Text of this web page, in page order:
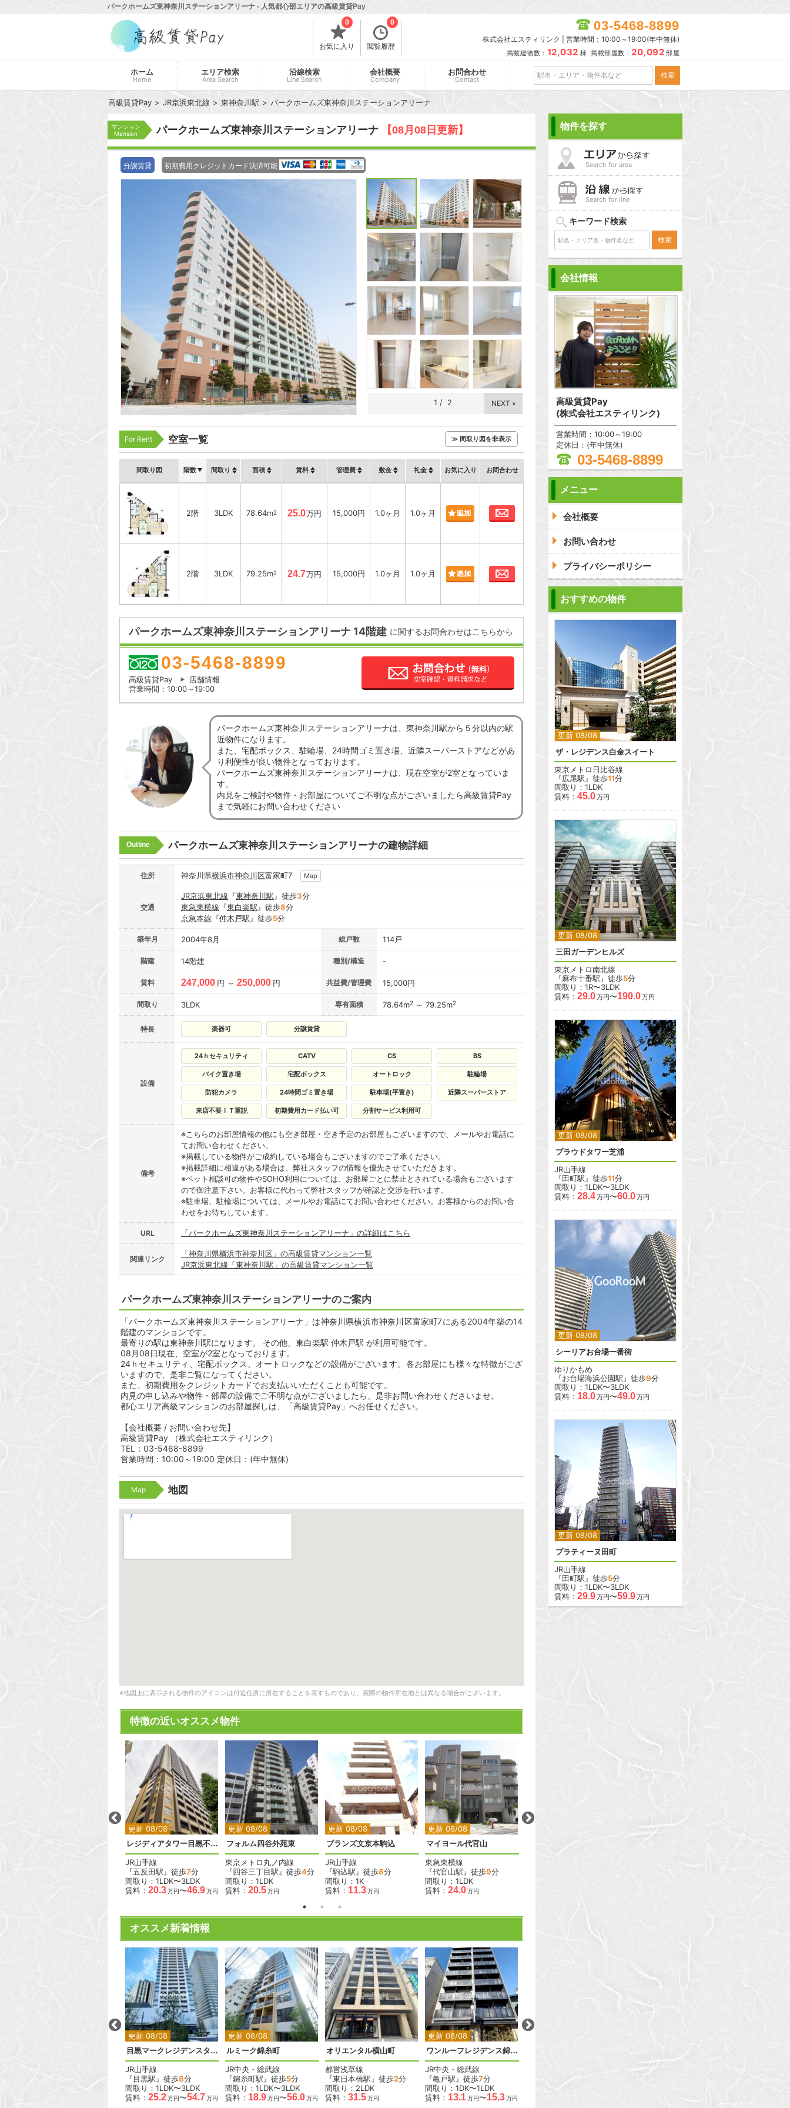
パークホームズ東神奈川ステーションアリーナ - 人気都心部エリアの高級賃貸Pay
お気に入り
0
閲覧履歴
0 03-5468-8899
株式会社エスティリンク | 営業時間：10:00～19:00(年中無休)
掲載建物数： 12,032 棟 掲載部屋数： 20,092 部屋
ホーム
Home
エリア検索
Area Search
沿線検索
Line Search
会社概要
Company
お問合わせ
Contact
高級賃貸Pay JR京浜東北線 東神奈川駅 パークホームズ東神奈川ステーションアリーナ
マンション
Mansion
パークホームズ東神奈川ステーションアリーナ 【08月08日更新】
分譲賃貸 初期費用クレジットカード決済可能
1 / 2 NEXT »
For Rent 空室一覧 ≫ 間取り図を非表示
間取り図 階数 間取り 面積 賃料 管理費 敷金 礼金 お気に入り お問合わせ
2階 3LDK 78.64m2 25.0万円 15,000円 1.0ヶ月 1.0ヶ月 お問合わせ
2階 3LDK 79.25m2 24.7万円 15,000円 1.0ヶ月 1.0ヶ月 お問合わせ
パークホームズ東神奈川ステーションアリーナ 14階建 に関するお問合わせはこちらから
03-5468-8899
高級賃貸Pay
店舗情報
営業時間：10:00～19:00
パークホームズ東神奈川ステーションアリーナは、東神奈川駅から５分以内の駅
近物件になります。
また、宅配ボックス、駐輪場、24時間ゴミ置き場、近隣スーパーストアなどがあ
り利便性が良い物件となっております。
パークホームズ東神奈川ステーションアリーナは、現在空室が2室となっていま
す。
内見をご検討や物件・お部屋についてご不明な点がございましたら高級賃貸Pay
まで気軽にお問い合わせください
Outline パークホームズ東神奈川ステーションアリーナの建物詳細
住所 神奈川県横浜市神奈川区富家町7 Map
交通
JR京浜東北線 『東神奈川駅 』徒歩3分
東急東横線 『東白楽駅 』徒歩8分
京急本線 『仲木戸駅 』徒歩5分
築年月 2004年8月 総戸数 114戸
階建 14階建 種別/構造 -
賃料 247,000 円 ～ 250,000 円 共益費/管理費 15,000円
間取り 3LDK 専有面積 78.64m2 ～ 79.25m2
特長 楽器可 分譲賃貸
設備
24ｈセキュリティ CATV CS BS
バイク置き場 宅配ボックス オートロック 駐輪場
防犯カメラ 24時間ゴミ置き場 駐車場(平置き) 近隣スーパーストア
来店不要ＩＴ重説 初期費用カード払い可 分割サービス利用可
備考
※こちらのお部屋情報の他にも空き部屋・空き予定のお部屋もございますので、メールやお電話に
てお問い合わせください。
※掲載している物件がご成約している場合もございますのでご了承ください。
※掲載詳細に相違がある場合は、弊社スタッフの情報を優先させていただきます。
※ペット相談可の物件やSOHO利用については、お部屋ごとに禁止とされている場合もございます
ので御注意下さい。お客様に代わって弊社スタッフが確認と交渉を行います。
※駐車場、駐輪場については、メールやお電話にてお問い合わせください。お客様からのお問い合
わせをお待ちしています。
URL 「パークホームズ東神奈川ステーションアリーナ」の詳細はこちら
関連リンク
「神奈川県横浜市神奈川区」の高級賃貸マンション一覧
JR京浜東北線「東神奈川駅」の高級賃貸マンション一覧
パークホームズ東神奈川ステーションアリーナのご案内
「パークホームズ東神奈川ステーションアリーナ」は神奈川県横浜市神奈川区富家町7にある2004年築の14
階建のマンションです。
最寄りの駅は東神奈川駅になります。 その他、東白楽駅 仲木戸駅 が利用可能です。
08月08日現在、空室が2室となっております。
24ｈセキュリティ、宅配ボックス、オートロックなどの設備がございます。各お部屋にも様々な特徴がござ
いますので、是非ご覧になってください。
また、初期費用をクレジットカードでお支払いいただくことも可能です。
内見の申し込みや物件・部屋の設備でご不明な点がございましたら、是非お問い合わせくださいませ。
都心エリア高級マンションのお部屋探しは、「高級賃貸Pay」へお任せください。
【会社概要 / お問い合わせ先】
高級賃貸Pay （株式会社エスティリンク）
TEL：03-5468-8899
営業時間：10:00～19:00 定休日：(年中無休)
Map 地図
※地図上に表示される物件のアイコンは付近住所に所在することを表すものであり、実際の物件所在地とは異なる場合がございます。
特徴の近いオススメ物件
ラトリエ赤坂
更新 08/08
2 2
レジディアタワー目黒不動前
JR山手線
『五反田駅』徒歩7分
間取り：1LDK〜3LDK
賃料： 20.3万円〜46.9万円
更新 08/08
2
フォルム四谷外苑東
東京メトロ丸ノ内線
『四谷三丁目駅』徒歩4分
間取り：1LDK
賃料： 20.5万円
更新 08/08
ブランズ文京本駒込
JR山手線
『駒込駅』徒歩8分
間取り：1K
賃料： 11.3万円
更新 08/08
2
マイヨール代官山
東急東横線
『代官山駅』徒歩9分
間取り：1LDK
賃料： 24.0万円
D’クラディア目黒本町
更新 08/08
テラス恵比寿の丘
『恵比寿駅』徒歩
ヒルトップ恵比寿
オススメ新着情報
東急大井町線
『尾山台駅』徒歩
分
更新 08/08
2
目黒マークレジデンスタワー
JR山手線
『目黒駅』徒歩8分
間取り：1LDK〜3LDK
賃料： 25.2万円〜54.7万円
更新 08/08
2
ルミーク錦糸町
JR中央・総武線
『錦糸町駅』徒歩5分
間取り：1LDK〜3LDK
賃料： 18.9万円〜56.0万円
2
オリエンタル横山町
都営浅草線
『東日本橋駅』徒歩2分
間取り：2LDK
賃料： 31.5万円
更新 08/08
2 2
ワンルーフレジデンス錦糸町
JR中央・総武線
『亀戸駅』徒歩7分
間取り：1DK〜1LDK
賃料： 13.1万円〜15.3万円
都営大江戸線
『東中野駅』徒歩
間取り：1LDK〜2LDK
更新 08/08
JR山手線
『五反田駅』徒歩
〜
JR山手線
『巣鴨駅』徒歩
物件を探す
Search for area
Search for line
キーワード検索
会社情報
高級賃貸Pay
(株式会社エスティリンク)
営業時間：10:00～19:00
定休日：(年中無休)
03-5468-8899
メニュー
会社概要
お問い合わせ
プライバシーポリシー
おすすめの物件
更新 08/08
2
ザ・レジデンス白金スイート
東京メトロ日比谷線
『広尾駅』徒歩11分
間取り：1LDK
賃料： 45.0万円
更新 08/08
2
三田ガーデンヒルズ
東京メトロ南北線
『麻布十番駅』徒歩5分
間取り：1R〜3LDK
賃料： 29.0万円〜190.0万円
更新 08/08
2 2
プラウドタワー芝浦
JR山手線
『田町駅』徒歩11分
間取り：1LDK〜3LDK
賃料： 28.4万円〜60.0万円
更新 08/08
2
シーリアお台場一番街
ゆりかもめ
『お台場海浜公園駅』徒歩9分
間取り：1LDK〜3LDK
賃料： 18.0万円〜49.0万円
更新 08/08
2 2
プラティーヌ田町
JR山手線
『田町駅』徒歩5分
間取り：1LDK〜3LDK
賃料： 29.9万円〜59.9万円